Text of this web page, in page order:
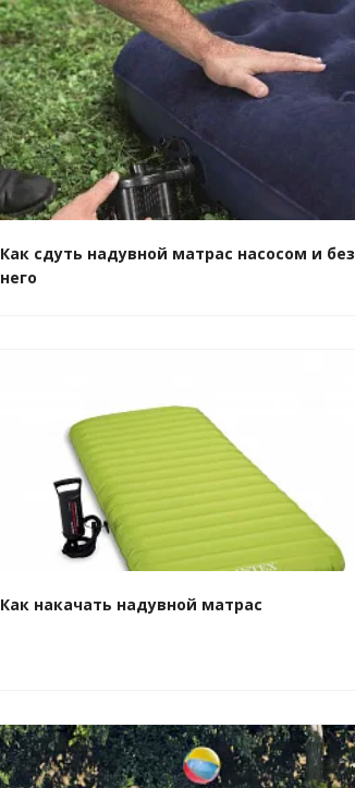
Как сдуть надувной матрас насосом и без
него
Как накачать надувной матрас